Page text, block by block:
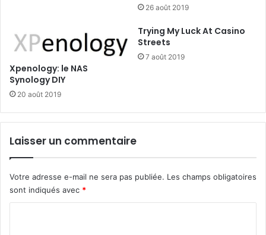
e
e
r
e
g
s
t
r
26 août 2019
Xpenology: le NAS
Synology DIY
20 août 2019
Trying My Luck At Casino
Streets
7 août 2019
Laisser un commentaire
Votre adresse e-mail ne sera pas publiée. Les champs obligatoires
sont indiqués avec *